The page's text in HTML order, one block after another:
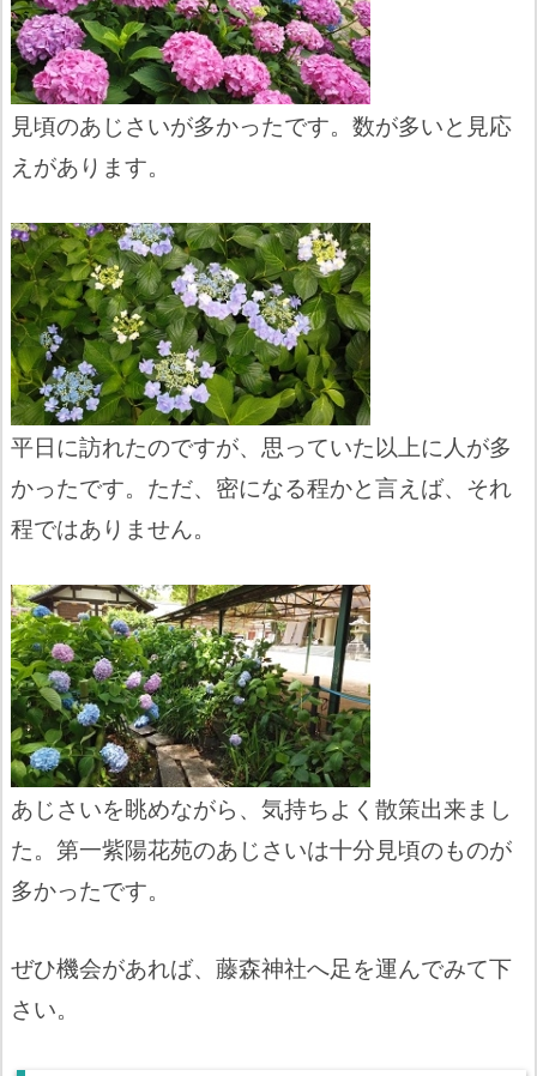
見頃のあじさいが多かったです。数が多いと見応
えがあります。
平日に訪れたのですが、思っていた以上に人が多
かったです。ただ、密になる程かと言えば、それ
程ではありません。
あじさいを眺めながら、気持ちよく散策出来まし
た。第一紫陽花苑のあじさいは十分見頃のものが
多かったです。
ぜひ機会があれば、藤森神社へ足を運んでみて下
さい。